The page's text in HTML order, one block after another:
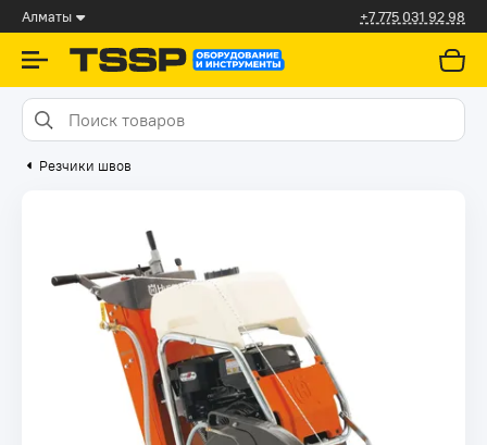
Алматы +7 775 031 92 98
Резчики швов